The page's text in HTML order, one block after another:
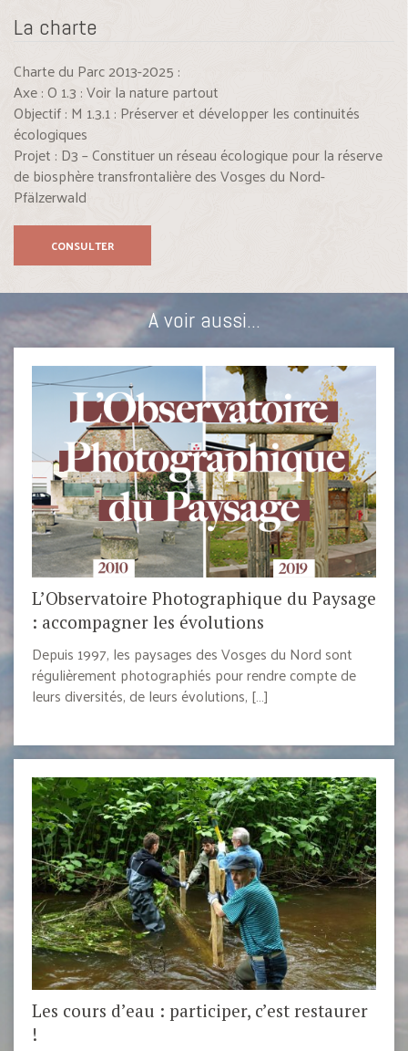
La charte
Charte du Parc 2013-2025 :
Axe : O 1.3 : Voir la nature partout
Objectif : M 1.3.1 : Préserver et développer les continuités
écologiques
Projet : D3 – Constituer un réseau écologique pour la réserve
de biosphère transfrontalière des Vosges du Nord-
Pfälzerwald
CONSULTER
A voir aussi...
L’Observatoire Photographique du Paysage
: accompagner les évolutions
Depuis 1997, les paysages des Vosges du Nord sont
régulièrement photographiés pour rendre compte de
leurs diversités, de leurs évolutions, […]
Les cours d’eau : participer, c’est restaurer
!